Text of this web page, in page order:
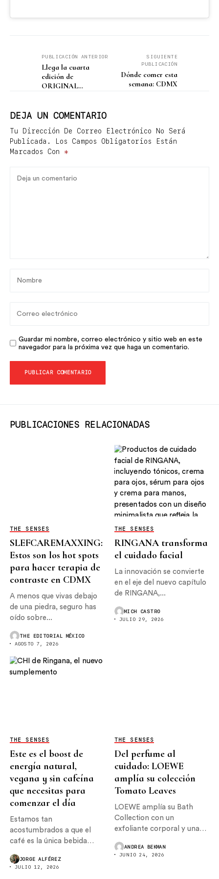
PUBLICACIÓN ANTERIOR
Llega la cuarta
edición de
ORIGINAL
SIGUIENTE
PUBLICACIÓN
Dónde comer esta
semana: CDMX
DEJA UN COMENTARIO
Tu Dirección De Correo Electrónico No Será
Publicada.
Los Campos Obligatorios Están
Marcados Con *
Guardar mi nombre, correo electrónico y sitio web en este
navegador para la próxima vez que haga un comentario.
PUBLICACIONES RELACIONADAS
THE SENSES
SLEFCAREMAXXING:
Estos son los hot spots
para hacer terapia de
contraste en CDMX
A menos que vivas debajo
de una piedra, seguro has
oído sobre...
THE EDITORIAL MÉXICO
AGOSTO 7, 2026
THE SENSES
RINGANA transforma
el cuidado facial
La innovación se convierte
en el eje del nuevo capítulo
de RINGANA,...
MICH CASTRO
JULIO 29, 2026
THE SENSES
Este es el boost de
energía natural,
vegana y sin cafeína
que necesitas para
comenzar el día
Estamos tan
acostumbrados a que el
café es la única bebida
JORGE ALFÉREZ
JULIO 12, 2026
THE SENSES
Del perfume al
cuidado: LOEWE
amplía su colección
Tomato Leaves
LOEWE amplía su Bath
Collection con un
exfoliante corporal y una
ANDREA BEKMAN
JUNIO 24, 2026